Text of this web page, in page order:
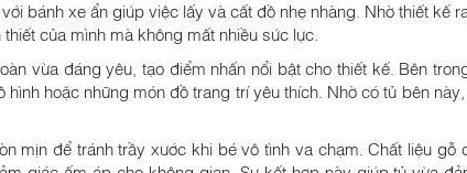
bánh xe ẩn giúp việc lấy và cất đồ nhẹ nhàng. Nhờ thiết kế
của mình mà không mất nhiều sức lực.
vừa đáng yêu, tạo điểm nhấn nổi bật cho thiết kế. Bên
hoặc những món đồ trang trí yêu thích. Nhờ có tủ bên
mịn để tránh trầy xước khi bé vô tình va chạm. Chất liệu gỗ